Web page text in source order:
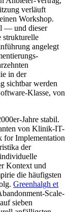
verläuft
Workshop.
— und dieser
strukturelle
angelegt
in der
sichtbar werden
Klasse, von
Jahre stabil.
von Klinik-IT-
for Implementation
der
Kontext und
die häufigsten
Greenhalgh et
Scale-
sieben